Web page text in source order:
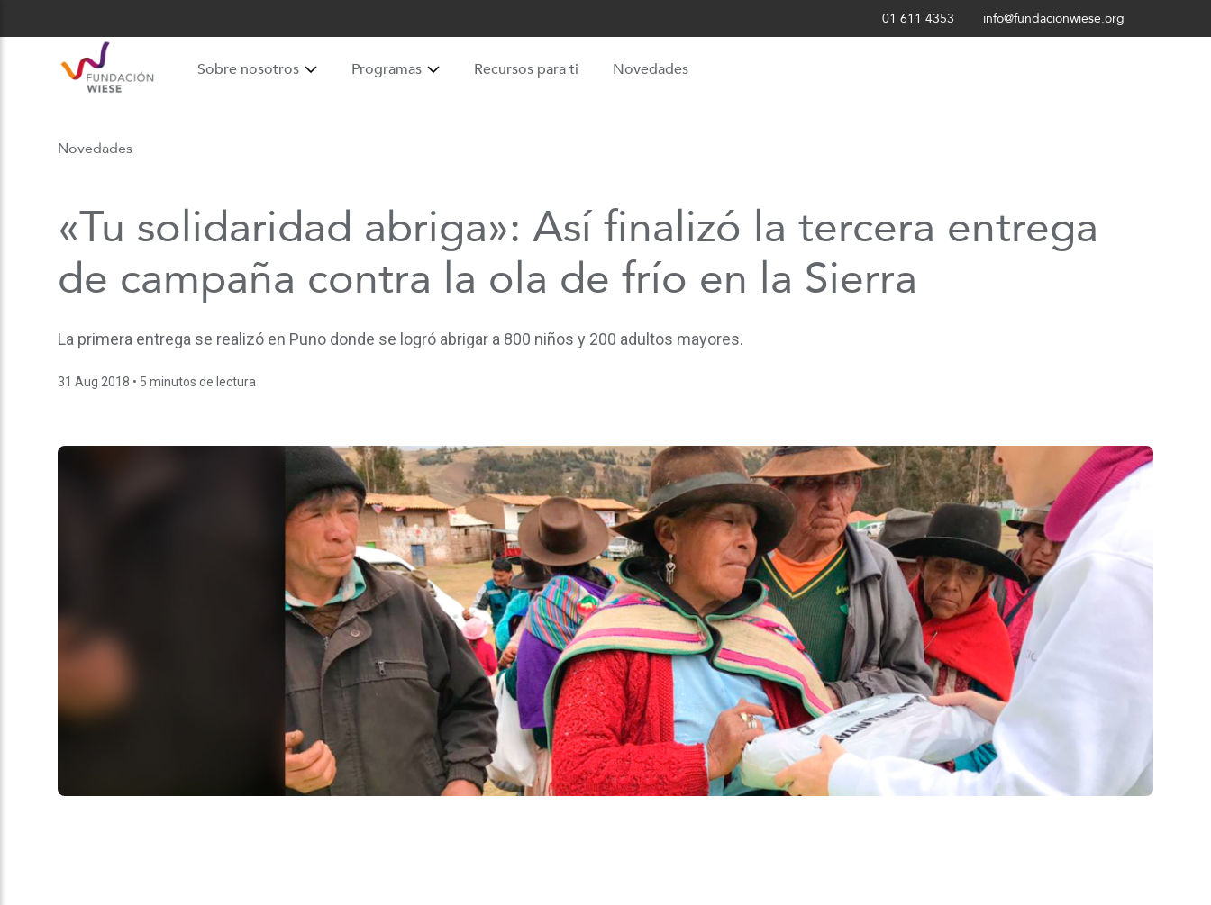
01 611 4353 info@fundacionwiese.org
Sobre nosotros Programas Recursos para ti Novedades
Novedades
«Tu solidaridad abriga»: Así finalizó la tercera entrega
de campaña contra la ola de frío en la Sierra
La primera entrega se realizó en Puno donde se logró abrigar a 800 niños y 200 adultos mayores.
31 Aug 2018 • 5 minutos de lectura